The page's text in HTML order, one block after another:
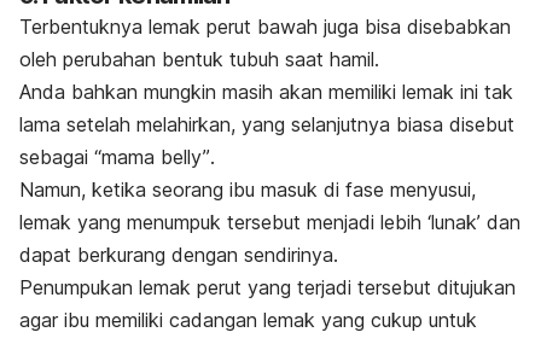
Terbentuknya lemak perut bawah juga bisa disebabkan
oleh perubahan bentuk tubuh saat hamil.
Anda bahkan mungkin masih akan memiliki lemak ini tak
lama setelah melahirkan, yang selanjutnya biasa disebut
sebagai “mama belly”.
Namun, ketika seorang ibu masuk di fase menyusui,
lemak yang menumpuk tersebut menjadi lebih ‘lunak’ dan
dapat berkurang dengan sendirinya.
Penumpukan lemak perut yang terjadi tersebut ditujukan
agar ibu memiliki cadangan lemak yang cukup untuk